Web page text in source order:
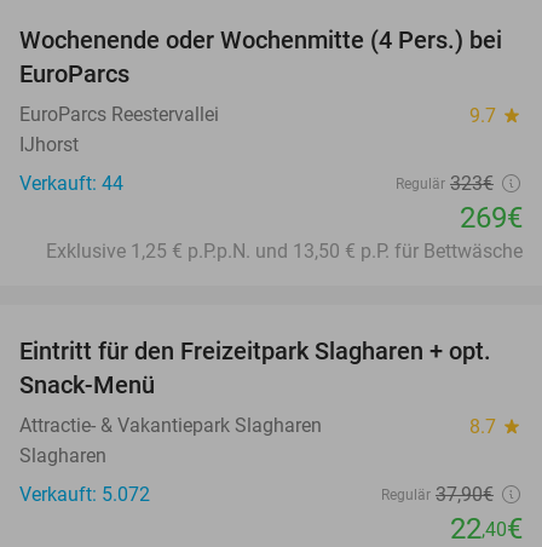
17%
Wochenende oder Wochenmitte (4 Pers.) bei
EuroParcs
EuroParcs Reestervallei 9.7 star
IJhorst
Verkauft: 44
Regulär 323€
269€
Exklusive 1,25 € p.P.p.N. und 13,50 € p.P. für Bettwäsche
41%
Eintritt für den Freizeitpark Slagharen + opt.
Snack-Menü
Attractie- & Vakantiepark Slagharen 8.7 star
Slagharen
Verkauft: 5.072
Regulär 37,90€
22,40€